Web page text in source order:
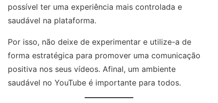
possível ter uma experiência mais controlada e
saudável na plataforma.
Por isso, não deixe de experimentar e utilize-a de
forma estratégica para promover uma comunicação
positiva nos seus vídeos. Afinal, um ambiente
saudável no YouTube é importante para todos.